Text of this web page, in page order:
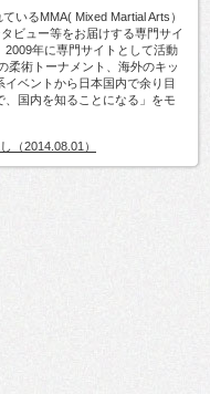
いるMMA( Mixed Martial Arts）
ビュー等をお届けする専門サイ
2009年に専門サイトとして活動
柔術トーナメント、海外のキッ
ベントから日本国内で余り目
国内を知ることになる」をモ
（2014.08.01）